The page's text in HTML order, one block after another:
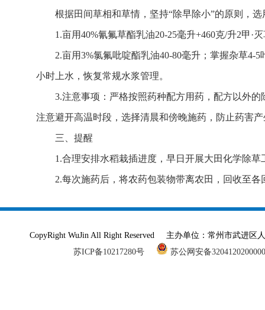
根据田间草相和草情，坚持“除早除小”的原则，
1.亩用40%氰氟草酯乳油20-25毫升+460克/升2甲·
2.亩用3%氯氟吡啶酯乳油40-80毫升；掌握杂草4-
小时上水，恢复常规水浆管理。
3.注意事项：严格按照药种配方用药，配方以外
注意避开高温时段，选择清晨和傍晚施药，防止药害
三、提醒
1.合理安排水稻栽插进度，早日开展大田化学除草
2.每次施药后，将农药包装物带离农田，回收至
CopyRight WuJin All Right Reserved 主办单位：常州市武进
苏ICP备10217280号
苏公网安备